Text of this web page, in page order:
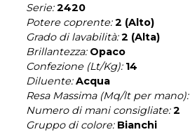
Serie: 2420
Potere coprente: 2 (Alto)
Grado di lavabilità: 2 (Alta)
Brillantezza: Opaco
Confezione (Lt/Kg): 14
Diluente: Acqua
Resa Massima (Mq/lt per mano):
Numero di mani consigliate: 2
Gruppo di colore: Bianchi